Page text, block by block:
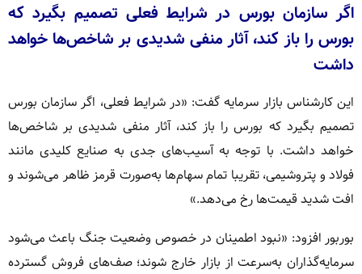
اگر سازمان بورس در شرایط فعلی تصمیم بگیرد که
بورس را باز کند، آثار منفی شدیدی بر شاخص‌ها خواهد
داشت
این کارشناس بازار سرمایه گفت: «در شرایط فعلی، اگر سازمان بورس
تصمیم بگیرد که بورس را باز کند، آثار منفی شدیدی بر شاخص‌ها
خواهد داشت. با توجه به آسیب‌های جدی به صنایع کلیدی مانند
فولاد و پتروشیمی، تقریبا تمام سهام‌ها به‌صورت قرمز ظاهر می‌شوند و
افت شدید قیمت‌ها رخ می‌دهد.»
بوربور افزود: «نبود اطمینان در خصوص وضعیت جنگ باعث می‌شود
سرمایه‌گذاران به‌سرعت از بازار خارج شوند؛ صف‌های فروش گسترده